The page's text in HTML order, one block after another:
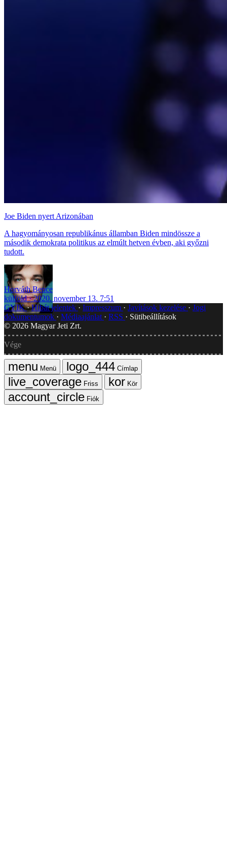
Joe Biden nyert Arizonában
A hagyományosan republikánus államban Biden mindössze a
második demokrata politikus az elmúlt hetven évben, aki győzni
tudott.
Horváth Bence
külföld
2020. november 13. 7:51
GYIK Hibát jelentek Impresszum Javítások kezelése
Jogi
dokumentumok
Médiaajánlat RSS
Sütibeállítások
© 2026 Magyar Jeti Zrt.
Vége
Menü
Címlap
Friss
Kör
Fiók